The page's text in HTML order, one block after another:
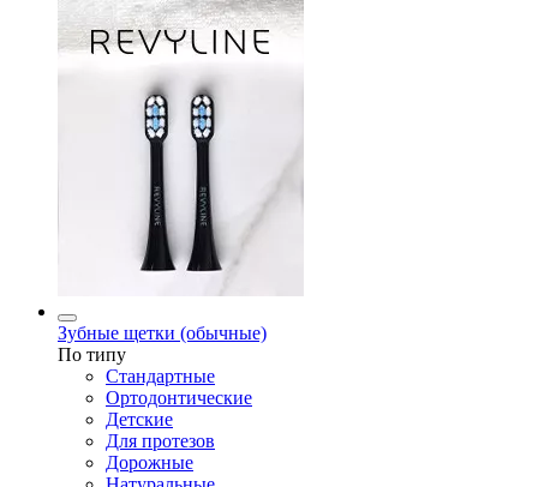
Зубные щетки (обычные)
По типу
Стандартные
Ортодонтические
Детские
Для протезов
Дорожные